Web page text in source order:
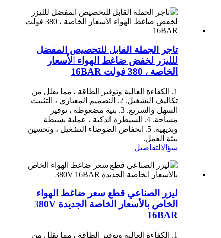
تاجر الجملة القابل للتخصيص المفضل
للليزر لخفض ضاغط الهواء الأسعار
الخاصة ، 380 فولت 16BAR
1. الكفاءة العالية وتوفير الطاقة ، مما يقلل من
تكاليف التشغيل. 2. التصميم المعياري ، التثبيت
السهل والسريع. 3. بنية مضغوطة ، توفير
مساحة. 4. السيطرة الذكية ، عملية بسيطة
وبديهية. 5. انخفاض الضوضاء التشغيل ، وتحسين
بيئة العمل.
سؤالالتفاصيل
ليزر الصناعي قطع سعر ضاغط الهواء
الخاص بالأسعار الخاصة الجديدة 380V
16BAR
1. الكفاءة العالية وتوفير الطاقة ، مما يقلل من